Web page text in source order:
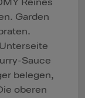
Reines
Garden
Sauce
belegen,
oberen